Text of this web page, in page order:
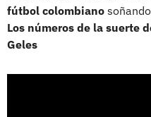
fútbol colombiano
Los números de la suerte
Geles